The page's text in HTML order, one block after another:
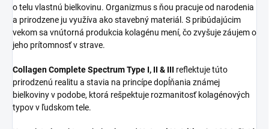
o telu vlastnú bielkovinu. Organizmus s ňou pracuje od narodenia
a prirodzene ju využíva ako stavebný materiál. S pribúdajúcim
vekom sa vnútorná produkcia kolagénu mení, čo zvyšuje záujem o
jeho prítomnosť v strave.
Collagen Complete Spectrum Type I, II & III reflektuje túto
prirodzenú realitu a stavia na princípe dopĺňania známej
bielkoviny v podobe, ktorá rešpektuje rozmanitosť kolagénových
typov v ľudskom tele.